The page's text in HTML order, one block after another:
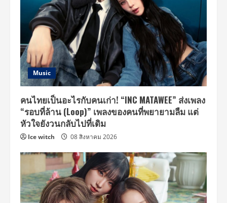
Music
คนไทยเป็นอะไรกับคนเก่า! “INC MATAWEE” ส่งเพลง
“รอบที่ล้าน (Loop)” เพลงของคนที่พยายามลืม แต่
หัวใจยังวนกลับไปที่เดิม
Ice witch 08 สิงหาคม 2026